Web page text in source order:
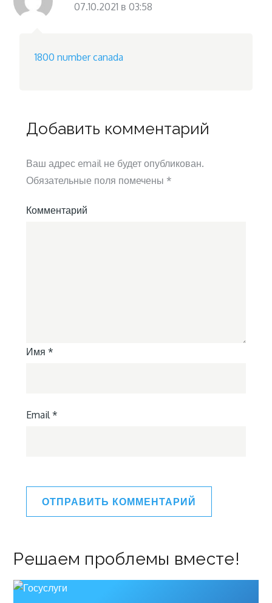
07.10.2021 в 03:58
1800 number canada
Добавить комментарий
Ваш адрес email не будет опубликован.
Обязательные поля помечены *
Комментарий
Имя *
Email*
Решаем проблемы вместе!